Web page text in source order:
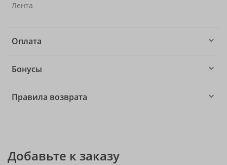
Лента
Оплата
Бонусы
Правила возврата
Добавьте к заказу